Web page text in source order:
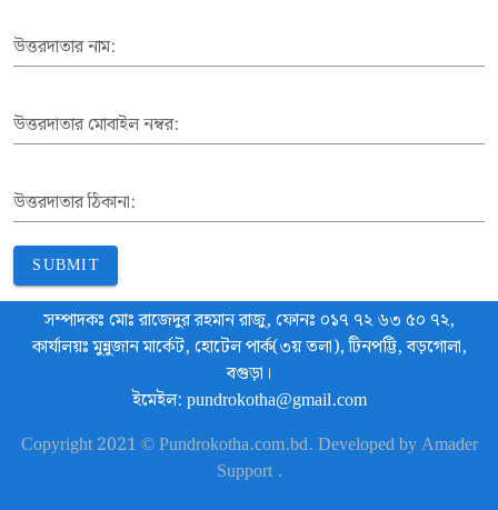
উত্তরদাতার নাম:
উত্তরদাতার মোবাইল নম্বর:
উত্তরদাতার ঠিকানা:
SUBMIT
সম্পাদকঃ মোঃ রাজেদুর রহমান রাজু, ফোনঃ ০১৭ ৭২ ৬৩ ৫০ ৭২,
কার্যালয়ঃ মুন্নুজান মার্কেট, হোটেল পার্ক(৩য় তলা), টিনপট্টি, বড়গোলা,
বগুড়া।
ইমেইল: pundrokotha@gmail.com
Copyright 2021 © Pundrokotha.com.bd. Developed by Amader
Support .